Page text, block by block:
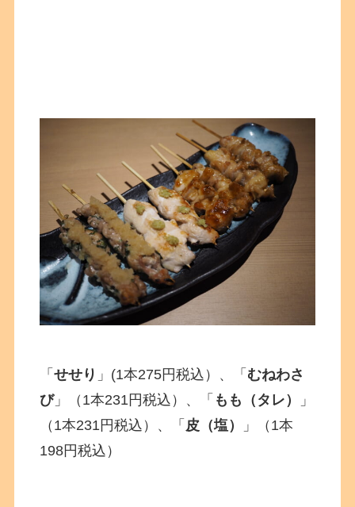
「せせり 」(1本275円税込）、「 むねわさ
び」（1本231円税込）、「 もも（タレ）
」
（1本231円税込）、「 皮（塩）
」（1本
198円税込）